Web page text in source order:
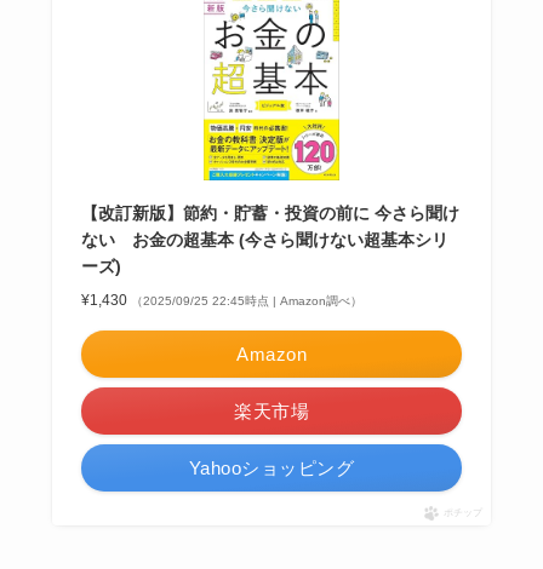
【改訂新版】節約・貯蓄・投資の前に 今さら聞け
ない お金の超基本 (今さら聞けない超基本シリ
ーズ)
¥1,430 （2025/09/25 22:45時点 | Amazon調べ）
Amazon
楽天市場
Yahooショッピング
ポチップ